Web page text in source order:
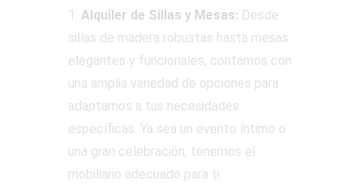
1. Alquiler de Sillas y Mesas: Desde
sillas de madera robustas hasta mesas
elegantes y funcionales, contamos con
una amplia variedad de opciones para
adaptarnos a tus necesidades
específicas. Ya sea un evento íntimo o
una gran celebración, tenemos el
mobiliario adecuado para ti.